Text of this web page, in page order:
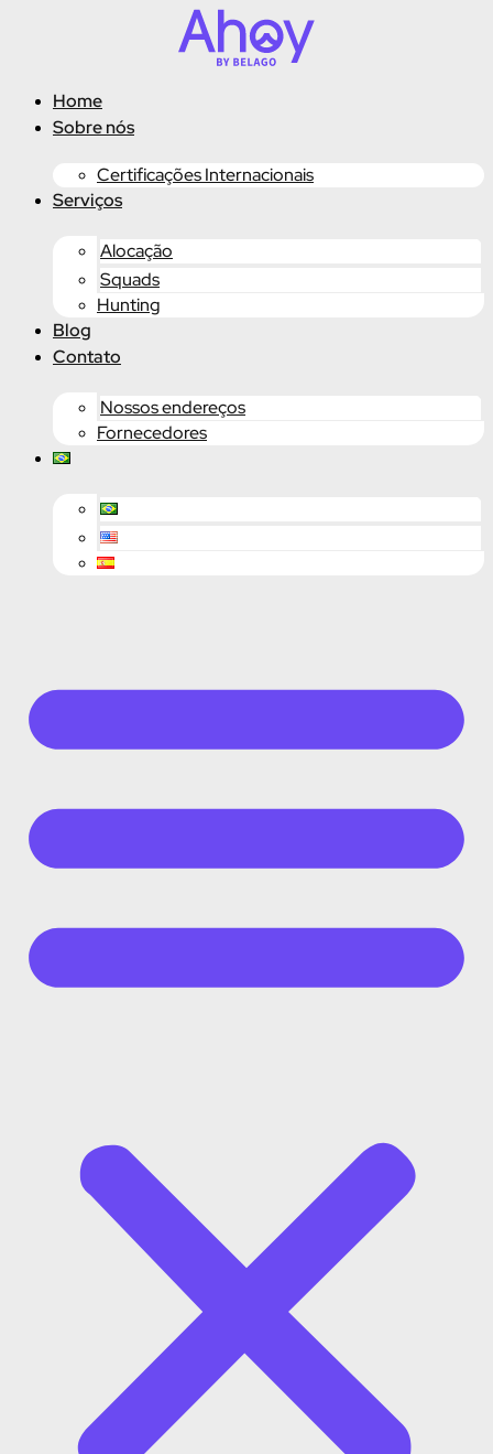
conteúdoHome
Sobre nós
Certificações Internacionais
Serviços
Alocação
Squads
Hunting
Blog
Contato
Nossos endereços
Fornecedores